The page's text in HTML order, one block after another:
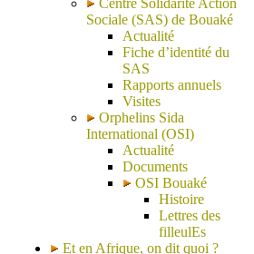
Centre Solidarité Action
Sociale (SAS) de Bouaké
Actualité
Fiche d’identité du
SAS
Rapports annuels
Visites
Orphelins Sida
International (OSI)
Actualité
Documents
OSI Bouaké
Histoire
Lettres des
filleulEs
Et en Afrique, on dit quoi ?